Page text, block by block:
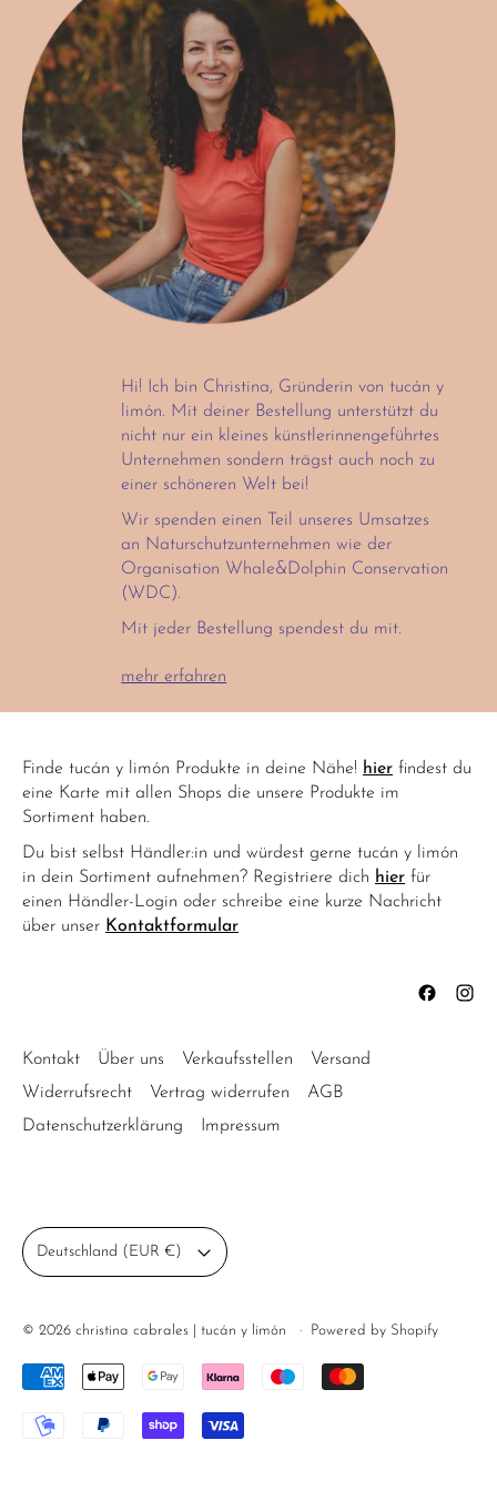
Hi! Ich bin Christina, Gründerin von tucán y
limón. Mit deiner Bestellung unterstützt du
nicht nur ein kleines künstlerinnengeführtes
Unternehmen sondern trägst auch noch zu
einer schöneren Welt bei!
Wir spenden einen Teil unseres Umsatzes
an Naturschutzunternehmen wie der
Organisation Whale&Dolphin Conservation
(WDC).
Mit jeder Bestellung spendest du mit.
mehr erfahren
Finde tucán y limón Produkte in deine Nähe! hier findest du
eine Karte mit allen Shops die unsere Produkte im
Sortiment haben.
Du bist selbst Händler:in und würdest gerne tucán y limón
in dein Sortiment aufnehmen? Registriere dich hier für
einen Händler-Login oder schreibe eine kurze Nachricht
über unser Kontaktformular
Kontakt Über uns Verkaufsstellen
Versand
Widerrufsrecht
Vertrag widerrufen
AGB
Datenschutzerklärung
Impressum
Land/Region
Deutschland (EUR €)
© 2026 christina cabrales | tucán y limón · Powered by Shopify
Akzeptierte Zahlungen